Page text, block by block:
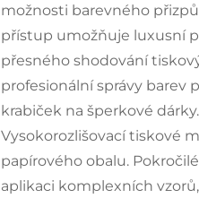
možnosti barevného
přístup umožňuje luxusní
přesného shodování
profesionální správy barev
krabiček na šperkové dárky.
Vysokorozlišovací tiskové
papírového obalu.
aplikaci komplexních